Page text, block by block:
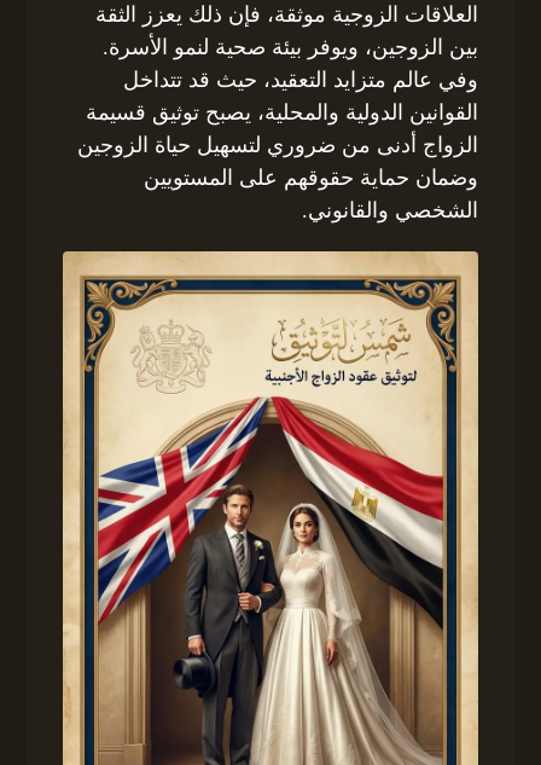
العلاقات الزوجية موثقة، فإن ذلك يعزز الثقة
بين الزوجين، ويوفر بيئة صحية لنمو الأسرة.
وفي عالم متزايد التعقيد، حيث قد تتداخل
القوانين الدولية والمحلية، يصبح توثيق قسيمة
الزواج أدنى من ضروري لتسهيل حياة الزوجين
وضمان حماية حقوقهم على المستويين
الشخصي والقانوني.